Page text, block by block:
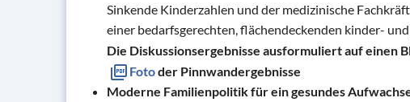
Sinkende Kinderzahlen und der medizinische
einer bedarfsgerechten, flächendeckenden kinder-
Die Diskussionsergebnisse ausformuliert auf einen
Fotoder Pinnwandergebnisse
Moderne Familienpolitik für ein gesundes